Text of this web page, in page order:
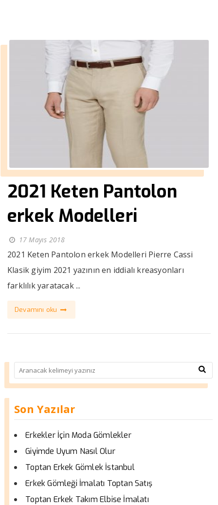
2021 Keten Pantolon
erkek Modelleri
17 Mayıs 2018
2021 Keten Pantolon erkek Modelleri Pierre Cassi
Klasik giyim 2021 yazının en iddialı kreasyonları
farklılık yaratacak ...
Devamını oku
Son Yazılar
Erkekler İçin Moda Gömlekler
Giyimde Uyum Nasıl Olur
Toptan Erkek Gömlek İstanbul
Erkek Gömleği İmalatı Toptan Satış
Toptan Erkek Takım Elbise İmalatı